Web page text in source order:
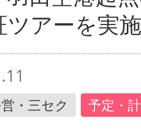
ツアーを実施
・三セク 予定・